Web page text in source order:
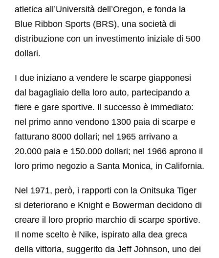
atletica all’Università dell’Oregon, e fonda la
Blue Ribbon Sports (BRS), una società di
distribuzione con un investimento iniziale di 500
dollari.
I due iniziano a vendere le scarpe giapponesi
dal bagagliaio della loro auto, partecipando a
fiere e gare sportive. Il successo è immediato:
nel primo anno vendono 1300 paia di scarpe e
fatturano 8000 dollari; nel 1965 arrivano a
20.000 paia e 150.000 dollari; nel 1966 aprono il
loro primo negozio a Santa Monica, in California.
Nel 1971, però, i rapporti con la Onitsuka Tiger
si deteriorano e Knight e Bowerman decidono di
creare il loro proprio marchio di scarpe sportive.
Il nome scelto è Nike, ispirato alla dea greca
della vittoria, suggerito da Jeff Johnson, uno dei